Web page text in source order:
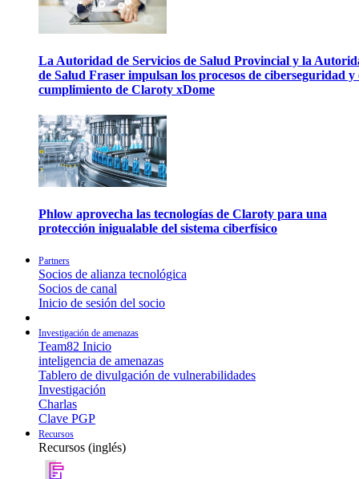
La Autoridad de Servicios de Salud Provincial y la
de Salud Fraser impulsan los procesos de ciberseguridad y
cumplimiento de Claroty xDome
Phlow aprovecha las tecnologías de Claroty para una
protección inigualable del sistema ciberfísico
Partners
Socios de alianza tecnológica
Socios de canal
Inicio de sesión del socio
Investigación de amenazas
Team82 Inicio
inteligencia de amenazas
Tablero de divulgación de vulnerabilidades
Investigación
Charlas
Clave PGP
Recursos
Recursos (inglés)